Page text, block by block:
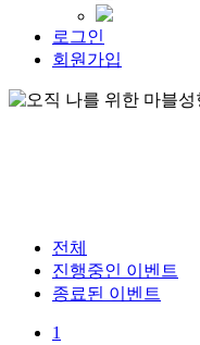
로그인
회원가입
전체
진행중인 이벤트
종료된 이벤트
1